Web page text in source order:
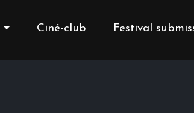
Ciné-club Festival